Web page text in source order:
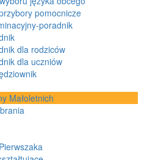
pomocnicze
poradnik
dla rodziców
dla uczniów
Małoletnich